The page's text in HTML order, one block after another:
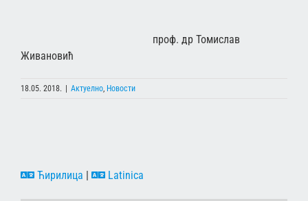
проф. др Томислав
Живановић
18.05. 2018. | Актуелно Новости
Ћирилица | Latinica